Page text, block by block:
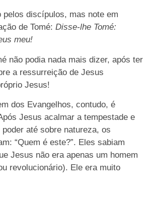
pelos discípulos, mas note em
de Tomé: Disse-lhe Tomé:
meu!
não podia nada mais dizer, após ter
a ressurreição de Jesus
Jesus!
dos Evangelhos, contudo, é
Jesus acalmar a tempestade e
até sobre natureza, os
“Quem é este?”. Eles sabiam
Jesus não era apenas um homem
revolucionário). Ele era muito